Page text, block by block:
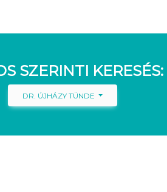
SZERINTI KERESÉS:
DR. ÚJHÁZY TÜNDE